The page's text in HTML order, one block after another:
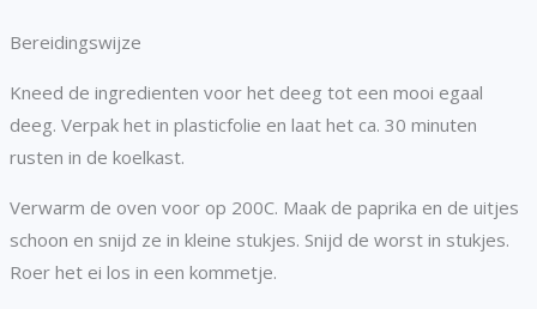
Bereidingswijze
Kneed de ingredienten voor het deeg tot een mooi egaal
deeg. Verpak het in plasticfolie en laat het ca. 30 minuten
rusten in de koelkast.
Verwarm de oven voor op 200C. Maak de paprika en de uitjes
schoon en snijd ze in kleine stukjes. Snijd de worst in stukjes.
Roer het ei los in een kommetje.